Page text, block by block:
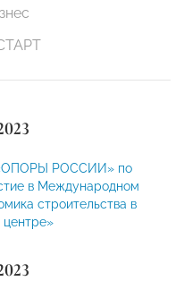
«ОПОРЫ РОССИИ» по
в Международном
строительства в
центре»